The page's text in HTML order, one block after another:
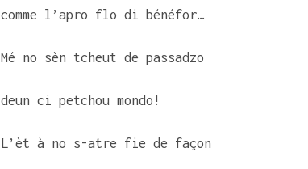
comme l’apro flo di bénéfor…
Mé no sèn tcheut de passadzo
deun ci petchou mondo!
L’èt à no s-atre fie de façon